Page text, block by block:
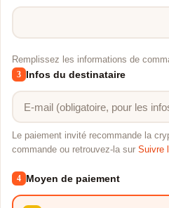
Remplissez les informations de
3 Infos du destinataire
Le paiement invité recommande la
commande ou retrouvez-la sur Suivre
4 Moyen de paiement